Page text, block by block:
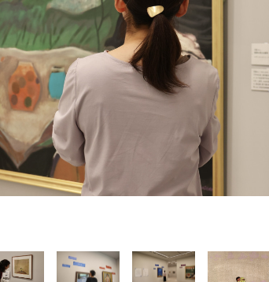
English
简体中文
MICE・教育・観光事業者の皆様へ